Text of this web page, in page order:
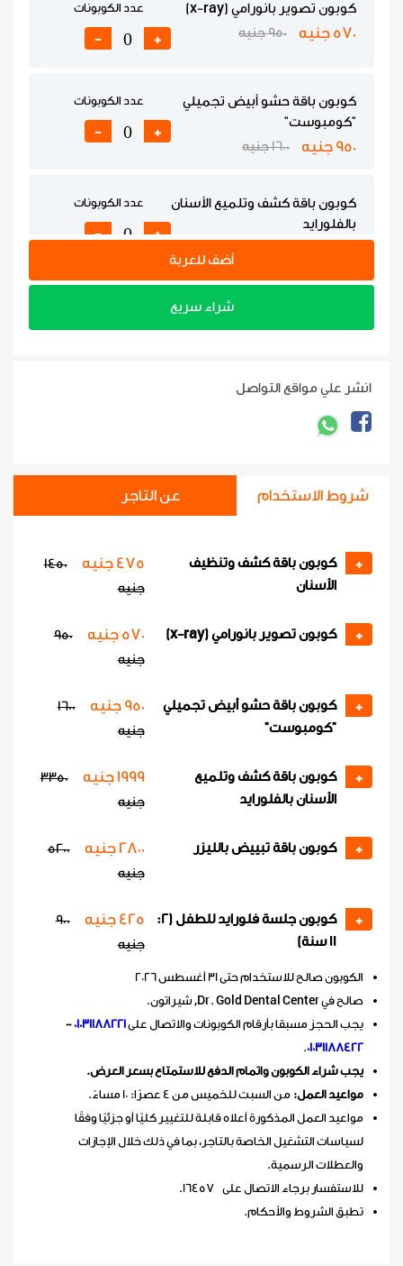
كوبون تصوير بانورامي (x-ray)
570 جنيه 950 جنيه
عدد الكوبونات
+
-
كوبون باقة حشو أبيض تجميلي
"كومبوست"
950 جنيه 1600 جنيه
عدد الكوبونات
+
-
كوبون باقة كشف وتلميع الأسنان
بالفلورايد
عدد الكوبونات
+
-
كوبون باقة تبييض بالليزر
2800 جنيه 5200 جنيه
11 سنة)
أضف للعربة
شراء سريع
انشر علي مواقع التواصل
شروط الاستخدام عن التاجر
+
كوبون باقة كشف وتنظيف
الأسنان
475 جنيه
1450
جنيه
+ كوبون تصوير بانورامي (x-ray) 570 جنيه
950
جنيه
+
كوبون باقة حشو أبيض تجميلي
"كومبوست"
950 جنيه
1600
جنيه
+
كوبون باقة كشف وتلميع
الأسنان بالفلورايد
1999 جنيه
3350
جنيه
+ كوبون باقة تبييض بالليزر 2800 جنيه
5200
جنيه
+
كوبون جلسة فلورايد للطفل (2:
11 سنة)
425 جنيه
900
جنيه
الكوبون صالح للاستخدام حتى 31 أغسطس 2026
صالح في Dr. Gold Dental Center, شيراتون.
يجب الحجز مسبقا بأرقام الكوبونات والاتصال على01031188221
-
01031188422
.
يجب شراء الكوبون واتمام الدفع للاستمتاع بسعر العرض.
مواعيد العمل: من السبت للخميس من 4 عصرًا: 10 مساءً.
مواعيد العمل المذكورة أعلاه قابلة للتغيير كليًا أو جزئيًا وفقًا
لسياسات التشغيل الخاصة بالتاجر، بما في ذلك خلال الإجازات
والعطلات الرسمية.
للاستفسار برجاء الاتصال على 16457.
تطبق الشروط والأحكام.